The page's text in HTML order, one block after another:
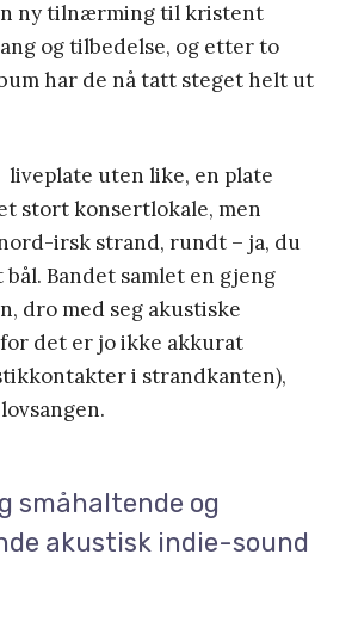
ny tilnærming til kristent
og tilbedelse, og etter to
har de nå tatt steget helt ut
liveplate uten like, en plate
stort konsertlokale, men
irsk strand, rundt – ja, du
Bandet samlet en gjeng
dro med seg akustiske
det er jo ikke akkurat
i strandkanten),
småhaltende og
akustisk indie-sound